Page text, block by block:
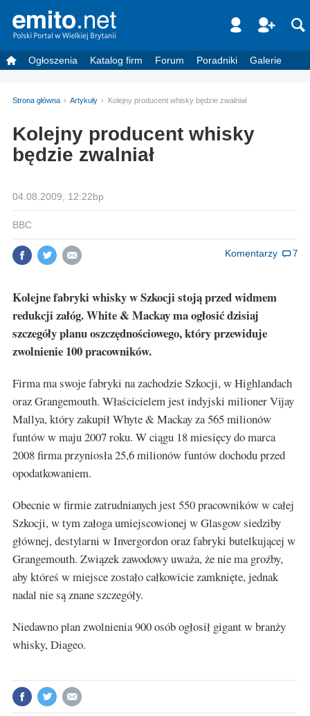
Ogłoszenia Katalog firm Forum Poradniki Galerie
Strona główna Artykuły Kolejny producent whisky będzie zwalniał
Kolejny producent whisky
będzie zwalniał
04.08.2009, 12:22bp
BBC
Komentarzy 7
Kolejne fabryki whisky w Szkocji stoją przed widmem
redukcji załóg. White & Mackay ma ogłosić dzisiaj
szczegóły planu oszczędnościowego, który przewiduje
zwolnienie 100 pracowników.
Firma ma swoje fabryki na zachodzie Szkocji, w Highlandach
oraz Grangemouth. Właścicielem jest indyjski milioner Vijay
Mallya, który zakupił Whyte & Mackay za 565 milionów
funtów w maju 2007 roku. W ciągu 18 miesięcy do marca
2008 firma przyniosła 25,6 milionów funtów dochodu przed
opodatkowaniem.
Obecnie w firmie zatrudnianych jest 550 pracowników w całej
Szkocji, w tym załoga umiejscowionej w Glasgow siedziby
głównej, destylarni w Invergordon oraz fabryki butelkującej w
Grangemouth. Związek zawodowy uważa, że nie ma groźby,
aby któreś w miejsce zostało całkowicie zamknięte, jednak
nadal nie są znane szczegóły.
Niedawno plan zwolnienia 900 osób ogłosił gigant w branży
whisky, Diageo.